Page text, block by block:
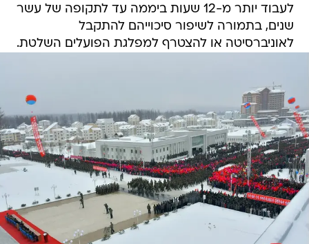
לעבוד יותר מ-12 שעות ביממה עד לתקופה של עשר
שנים, בתמורה לשיפור סיכוייהם להתקבל
לאוניברסיטה או להצטרף למפלגת הפועלים השלטת.